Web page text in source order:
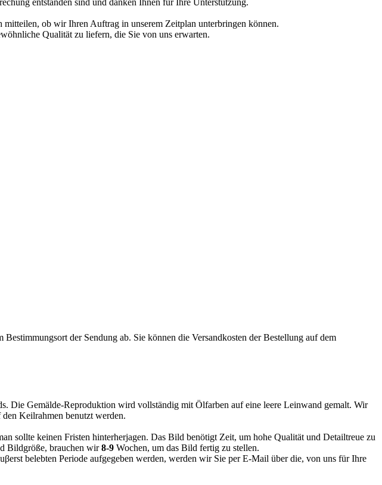
ob wir Ihren Auftrag in unserem Zeitplan unterbringen können.
Qualität zu liefern, die Sie von uns erwarten.
der Sendung ab. Sie können die Versandkosten der Bestellung auf dem
Die Gemälde-Reproduktion wird vollständig mit Ölfarben auf eine leere Leinwand gemalt. Wir
Keilrahmen benutzt werden.
sollte keinen Fristen hinterherjagen. Das Bild benötigt Zeit, um hohe Qualität und Detailtreue zu
Bildgröße, brauchen wir8-9 Wochen, um das Bild fertig zu stellen.
belebten Periode aufgegeben werden, werden wir Sie per E-Mail über die, von uns für Ihre